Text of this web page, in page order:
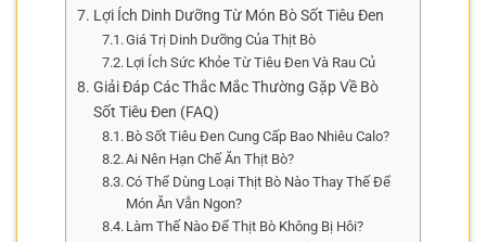
Lợi Ích Dinh Dưỡng Từ Món Bò Sốt Tiêu Đen
Giá Trị Dinh Dưỡng Của Thịt Bò
Lợi Ích Sức Khỏe Từ Tiêu Đen Và Rau Củ
Giải Đáp Các Thắc Mắc Thường Gặp Về Bò
Sốt Tiêu Đen (FAQ)
Bò Sốt Tiêu Đen Cung Cấp Bao Nhiêu Calo?
Ai Nên Hạn Chế Ăn Thịt Bò?
Có Thể Dùng Loại Thịt Bò Nào Thay Thế Để
Món Ăn Vẫn Ngon?
Làm Thế Nào Để Thịt Bò Không Bị Hôi?